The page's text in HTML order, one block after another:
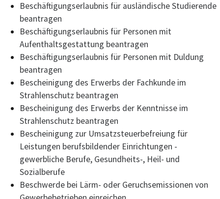
Beschäftigungserlaubnis für ausländische Studierende
beantragen
Beschäftigungserlaubnis für Personen mit
Aufenthaltsgestattung beantragen
Beschäftigungserlaubnis für Personen mit Duldung
beantragen
Bescheinigung des Erwerbs der Fachkunde im
Strahlenschutz beantragen
Bescheinigung des Erwerbs der Kenntnisse im
Strahlenschutz beantragen
Bescheinigung zur Umsatzsteuerbefreiung für
Leistungen berufsbildender Einrichtungen -
gewerbliche Berufe, Gesundheits-, Heil- und
Sozialberufe
Beschwerde bei Lärm- oder Geruchsemissionen von